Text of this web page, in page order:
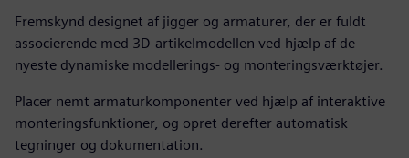
Fremskynd designet af jigger og armaturer, der er fuldt
associerende med 3D-artikelmodellen ved hjælp af de
nyeste dynamiske modellerings- og monteringsværktøjer.
Placer nemt armaturkomponenter ved hjælp af interaktive
monteringsfunktioner, og opret derefter automatisk
tegninger og dokumentation.